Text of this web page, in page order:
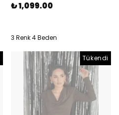
₺ 1,099.00
3 Renk 4 Beden
Tükendi